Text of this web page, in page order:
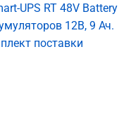
UPS RT 48V Battery
12В, 9 Ач.
поставки